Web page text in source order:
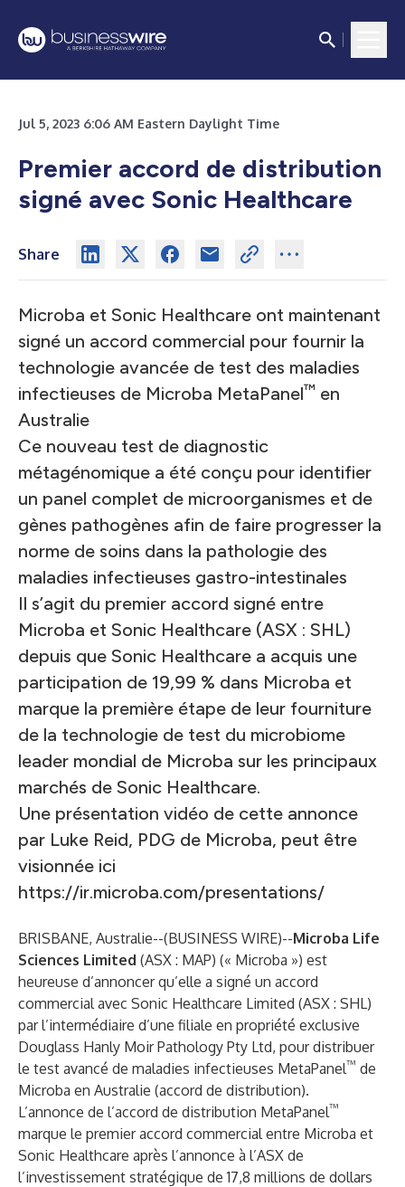
Jul 5, 2023 6:06 AM Eastern Daylight Time
Premier accord de distribution
signé avec Sonic Healthcare
Share
Microba et Sonic Healthcare ont maintenant
signé un accord commercial pour fournir la
technologie avancée de test des maladies
infectieuses de Microba MetaPanel™ en
Australie
Ce nouveau test de diagnostic
métagénomique a été conçu pour identifier
un panel complet de microorganismes et de
gènes pathogènes afin de faire progresser la
norme de soins dans la pathologie des
maladies infectieuses gastro-intestinales
Il s’agit du premier accord signé entre
Microba et Sonic Healthcare (ASX : SHL)
depuis que Sonic Healthcare a acquis une
participation de 19,99 % dans Microba et
marque la première étape de leur fourniture
de la technologie de test du microbiome
leader mondial de Microba sur les principaux
marchés de Sonic Healthcare.
Une présentation vidéo de cette annonce
par Luke Reid, PDG de Microba, peut être
visionnée ici
https://ir.microba.com/presentations/
BRISBANE, Australie--(BUSINESS WIRE)--Microba Life
Sciences Limited (ASX : MAP) (« Microba ») est
heureuse d’annoncer qu’elle a signé un accord
commercial avec Sonic Healthcare Limited (ASX : SHL)
par l’intermédiaire d’une filiale en propriété exclusive
Douglass Hanly Moir Pathology Pty Ltd, pour distribuer
le test avancé de maladies infectieuses MetaPanel™ de
Microba en Australie (accord de distribution).
L’annonce de l’accord de distribution MetaPanel™
marque le premier accord commercial entre Microba et
Sonic Healthcare après l’annonce à l’ASX de
l’investissement stratégique de 17,8 millions de dollars